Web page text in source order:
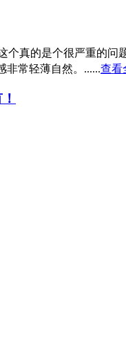
真的是个很严重的问
非常轻薄自然。......查看